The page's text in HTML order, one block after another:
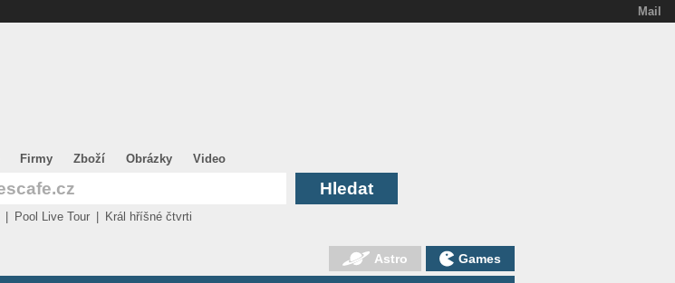
Firmy Zboží Obrázky Video
Astro Games
Pool Live Tour Král hříšné čtvrti
Mail